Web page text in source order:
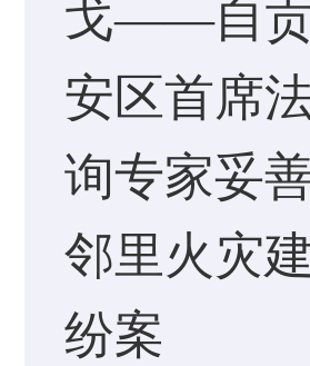
戈——自
安区首席
询专家妥
邻里火灾
纷案